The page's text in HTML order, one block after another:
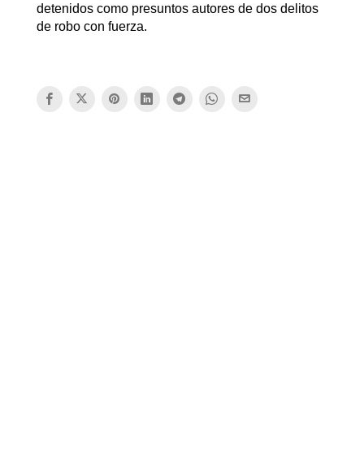
detenidos como presuntos autores de dos delitos
de robo con fuerza.